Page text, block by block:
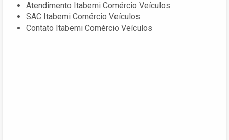
Atendimento Itabemi Comércio Veículos
SAC Itabemi Comércio Veículos
Contato Itabemi Comércio Veículos